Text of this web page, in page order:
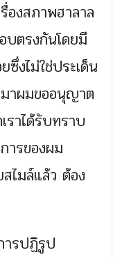
องสภาพฮาลาล
บตรงกันโดยมี
ซึ่งไม่ใช่ประเด็น
าผมขออนุญาต
ราได้รับทราบ
ารของผม
ไมล์แล้ว ต้อง
ารปฏิรูป